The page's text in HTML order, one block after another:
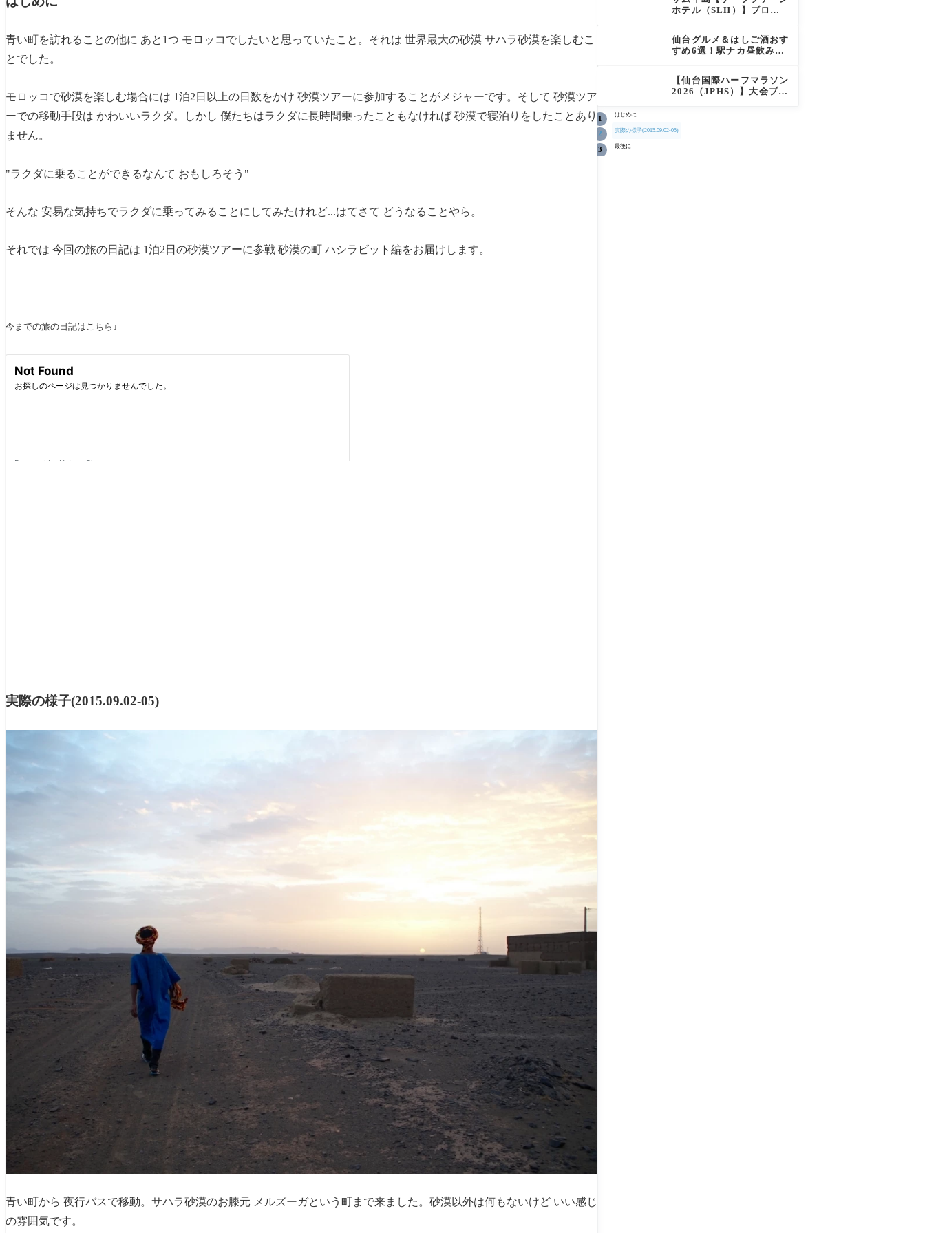
青い町を訪れることの他に あと1つ モロッコでしたいと思っていたこと。それは 世界最大の砂漠 サハラ砂漠を楽しむこ
とでした。
モロッコで砂漠を楽しむ場合には 1泊2日以上の日数をかけ 砂漠ツアーに参加することがメジャーです。そして 砂漠ツア
ーでの移動手段は かわいいラクダ。しかし 僕たちはラクダに長時間乗ったこともなければ 砂漠で寝泊りをしたことあり
ません。
"ラクダに乗ることができるなんて おもしろそう"
そんな 安易な気持ちでラクダに乗ってみることにしてみたけれど...はてさて どうなることやら。
それでは 今回の旅の日記は 1泊2日の砂漠ツアーに参戦 砂漠の町 ハシラビット編をお届けします。
今までの旅の日記はこちら↓
実際の様子(2015.09.02-05)
青い町から 夜行バスで移動。サハラ砂漠のお膝元 メルズーガという町まで来ました。砂漠以外は何もないけど いい感じ
の雰囲気です。
徹底レポート
ホテル（SLH）】ブログ
ランド過ごす極上おこもり
ステイ！
仙台グルメ＆はしご酒おす
すめ6選！駅ナカ昼飲みか
ーまで実食レビュー
【仙台国際ハーフマラソン
2026（JPHS）】大会ブロ
夫婦で参加してみた
はじめに
実際の様子(2015.09.02-05)
最後に